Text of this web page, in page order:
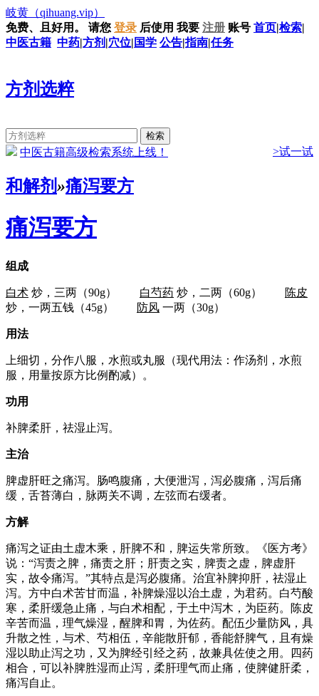
岐黄 （qihuang.vip）
免费、且好用。
请您 登录 后使用 我要 注册 账号 首页|检索|
中医古籍 中药|方剂 |穴位| 国学 公告|指南|任务
方剂选粹
中医古籍高级检索系统上线！ >试一试
和解剂»痛泻要方
痛泻要方
组成
白术 炒，三两（90g） 白芍药 炒，二两（60g）
陈皮
炒，一两五钱（45g）
防风 一两（30g）
用法
上细切，分作八服，水煎或丸服（现代用法：作汤剂，水煎
服，用量按原方比例酌减）。
功用
补脾柔肝，祛湿止泻。
主治
脾虚肝旺之痛泻。肠鸣腹痛，大便泄泻，泻必腹痛，泻后痛
缓，舌苔薄白，脉两关不调，左弦而右缓者。
方解
痛泻之证由土虚木乘，肝脾不和，脾运失常所致。《医方考》
说：“泻责之脾，痛责之肝；肝责之实，脾责之虚，脾虚肝
实，故令痛泻。”其特点是泻必腹痛。治宜补脾抑肝，祛湿止
泻。方中白术苦甘而温，补脾燥湿以治土虚，为君药。白芍酸
寒，柔肝缓急止痛，与白术相配，于土中泻木，为臣药。陈皮
辛苦而温，理气燥湿，醒脾和胃，为佐药。配伍少量防风，具
升散之性，与术、芍相伍，辛能散肝郁，香能舒脾气，且有燥
湿以助止泻之功，又为脾经引经之药，故兼具佐使之用。四药
相合，可以补脾胜湿而止泻，柔肝理气而止痛，使脾健肝柔，
痛泻自止。